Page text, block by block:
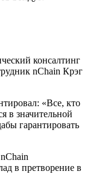
консалтинг
nChain Крэг
«Все, кто
в значительной
гарантировать
в претворение в